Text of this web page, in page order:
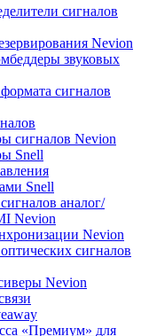
сигналов
Nevion
звуковых
сигналов
сигналов Nevion
Snell
Snell
аналог/
Nevion
Nevion
сигналов
Nevion
«Премиум» для